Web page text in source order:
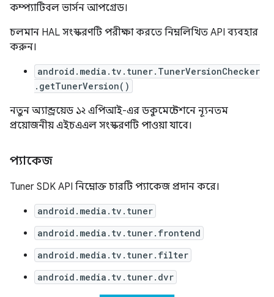
কম্প্যাটিবল ভার্সন আপগ্রেড।
চলমান HAL সংস্করণটি পরীক্ষা করতে নিম্নলিখিত API ব্যবহার
করুন।
android.media.tv.tuner.TunerVersionChecker
.getTunerVersion()
নতুন অ্যান্ড্রয়েড ১২ এপিআই-এর ডকুমেন্টেশনে ন্যূনতম
প্রয়োজনীয় এইচএএল সংস্করণটি পাওয়া যাবে।
প্যাকেজ
Tuner SDK API নিম্নোক্ত চারটি প্যাকেজ প্রদান করে।
android.media.tv.tuner
android.media.tv.tuner.frontend
android.media.tv.tuner.filter
android.media.tv.tuner.dvr